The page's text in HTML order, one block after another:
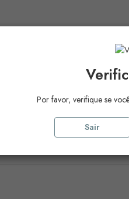
abastecidos e via Internet
neutro
Por favor, verifique se
Sair